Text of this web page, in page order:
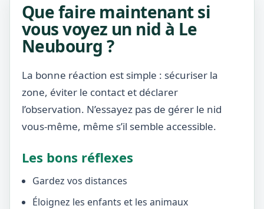
Que faire maintenant si
vous voyez un nid à Le
Neubourg ?
La bonne réaction est simple : sécuriser la
zone, éviter le contact et déclarer
l’observation. N’essayez pas de gérer le nid
vous-même, même s’il semble accessible.
Les bons réflexes
Gardez vos distances
Éloignez les enfants et les animaux